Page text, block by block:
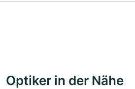
Optiker in der Nähe